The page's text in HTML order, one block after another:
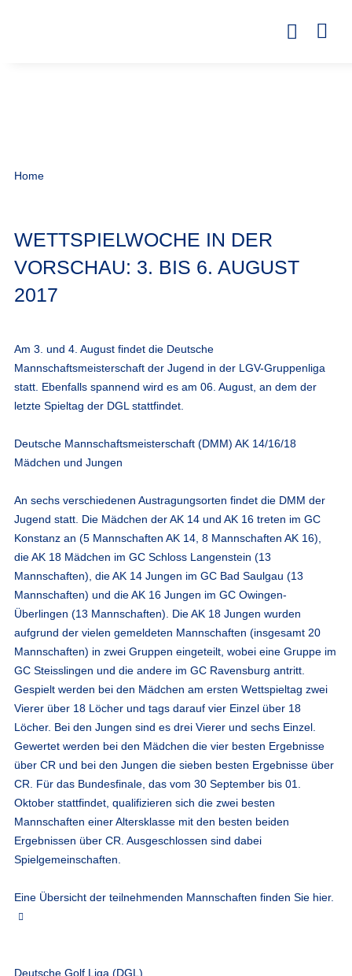
Home
WETTSPIELWOCHE IN DER
VORSCHAU: 3. BIS 6. AUGUST
2017
Am 3. und 4. August findet die Deutsche
Mannschaftsmeisterschaft der Jugend in der LGV-Gruppenliga
statt. Ebenfalls spannend wird es am 06. August, an dem der
letzte Spieltag der DGL stattfindet.
Deutsche Mannschaftsmeisterschaft (DMM) AK 14/16/18
Mädchen und Jungen
An sechs verschiedenen Austragungsorten findet die DMM der
Jugend statt. Die Mädchen der AK 14 und AK 16 treten im GC
Konstanz an (5 Mannschaften AK 14, 8 Mannschaften AK 16),
die AK 18 Mädchen im GC Schloss Langenstein (13
Mannschaften), die AK 14 Jungen im GC Bad Saulgau (13
Mannschaften) und die AK 16 Jungen im GC Owingen-
Überlingen (13 Mannschaften). Die AK 18 Jungen wurden
aufgrund der vielen gemeldeten Mannschaften (insgesamt 20
Mannschaften) in zwei Gruppen eingeteilt, wobei eine Gruppe im
GC Steisslingen und die andere im GC Ravensburg antritt.
Gespielt werden bei den Mädchen am ersten Wettspieltag zwei
Vierer über 18 Löcher und tags darauf vier Einzel über 18
Löcher. Bei den Jungen sind es drei Vierer und sechs Einzel.
Gewertet werden bei den Mädchen die vier besten Ergebnisse
über CR und bei den Jungen die sieben besten Ergebnisse über
CR. Für das Bundesfinale, das vom 30 September bis 01.
Oktober stattfindet, qualifizieren sich die zwei besten
Mannschaften einer Altersklasse mit den besten beiden
Ergebnissen über CR. Ausgeschlossen sind dabei
Spielgemeinschaften.
Eine Übersicht der teilnehmenden Mannschaften finden Sie hier.
Deutsche Golf Liga (DGL)